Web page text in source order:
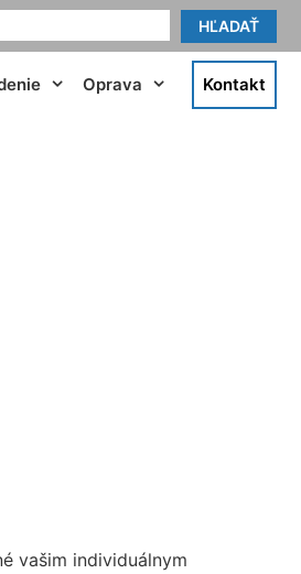
HĽADAŤ
Oprava Kontakt
vašim individuálnym